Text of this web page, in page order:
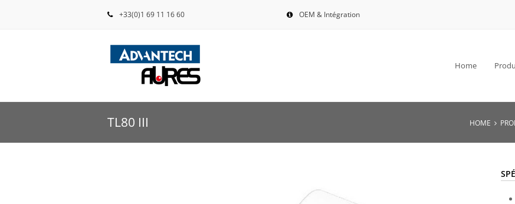
+33(0)1 69 11 16 60 OEM & Intégration
Home
TL80 III HOME